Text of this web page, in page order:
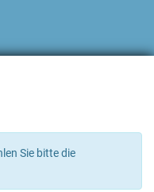
Sie bitte die